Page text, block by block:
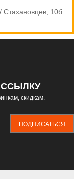
компании
Стахановцев, 10б
скидкам.
ПОДПИСАТЬСЯ